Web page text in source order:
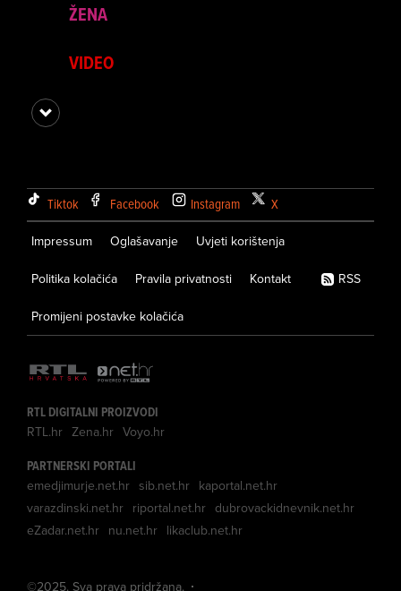
ŽENA
VIDEO
Tiktok Facebook Instagram X
Impressum Oglašavanje Uvjeti korištenja
Politika kolačića Pravila privatnosti Kontakt
Promijeni postavke kolačića
RSS
RTL DIGITALNI PROIZVODI
RTL.hr Zena.hr Voyo.hr
PARTNERSKI PORTALI
emedjimurje.net.hr sib.net.hr kaportal.net.hr
varazdinski.net.hr riportal.net.hr dubrovackidnevnik.net.hr
eZadar.net.hr nu.net.hr likaclub.net.hr
©2025. Sva prava pridržana.